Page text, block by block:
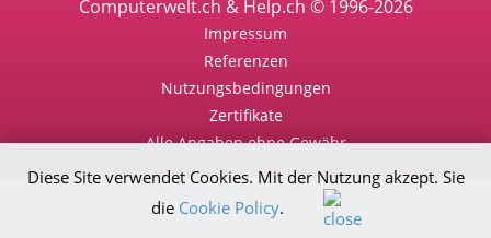
Computerwelt.ch & Help.ch © 1996-2026
Impressum
Referenzen
Nutzungsbedingungen
Zertifikate
Alle Angaben ohne Gewähr
Diese Site verwendet Cookies. Mit der Nutzung akzept. Sie
die Cookie Policy.